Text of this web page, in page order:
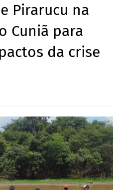
Pirarucu na
Cuniã para
da crise